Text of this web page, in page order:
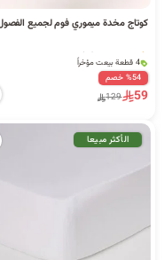
كوتاج مخدة ميموري فوم لجميع الفصول
4 قطعة بيعت مؤخراً
4 قطعة بيعت مؤخراً
25 مشاهدة مؤخراً%54 خصم
59
129
الأكثر مبيعا